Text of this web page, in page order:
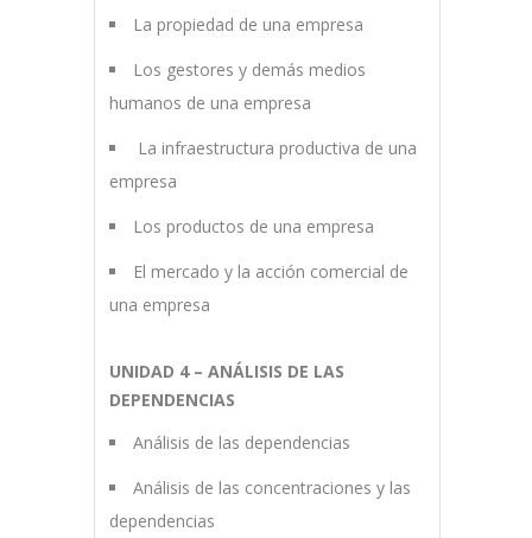
La propiedad de una empresa
Los gestores y demás medios
humanos de una empresa
La infraestructura productiva de una
empresa
Los productos de una empresa
El mercado y la acción comercial de
una empresa
UNIDAD 4 – ANÁLISIS DE LAS
DEPENDENCIAS
Análisis de las dependencias
Análisis de las concentraciones y las
dependencias